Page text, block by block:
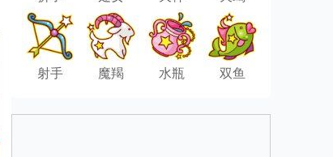
射手 魔羯 水瓶 双鱼